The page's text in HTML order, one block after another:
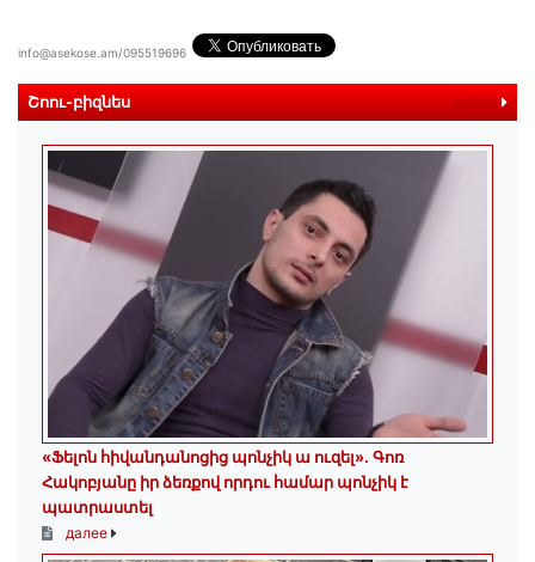
info@asekose.am/095519696
Շոու-բիզնես далее
«Ֆելոն հիվանդանոցից պոնչիկ ա ուզել». Գոռ
Հակոբյանը իր ձեռքով որդու համար պոնչիկ է
պատրաստել
далее